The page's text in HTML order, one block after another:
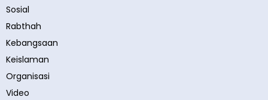
Sosial
Rabthah
Kebangsaan
Keislaman
Organisasi
Video